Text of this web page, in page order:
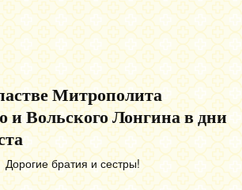
Митрополита
и Вольского Лонгина в дни
Дорогие братия и сестры!